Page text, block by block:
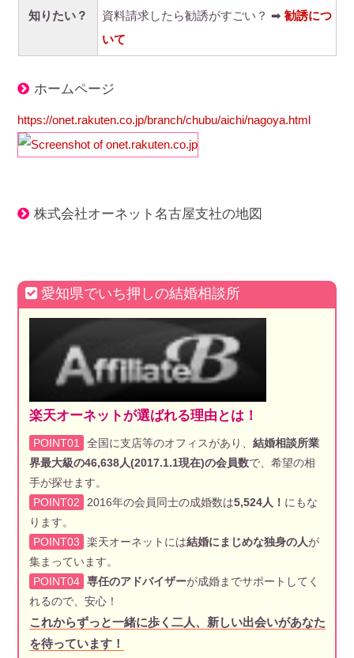
知りたい？
資料請求したら勧誘がすごい？ ➡ 勧誘につ
いて
ホームページ
https://onet.rakuten.co.jp/branch/chubu/aichi/nagoya.html
株式会社オーネット名古屋支社の地図
愛知県でいち押しの結婚相談所
楽天オーネットが選ばれる理由とは！
POINT01 全国に支店等のオフィスがあり、 結婚相談所業
界最大級の46,638人(2017.1.1現在)の会員数で、希望の相
手が探せます。
POINT02
2016年の会員同士の成婚数は5,524人！ にもな
ります。
POINT03
楽天オーネットには結婚にまじめな独身の人が
集まっています。
POINT04 専任のアドバイザーが成婚までサポートしてく
れるので、安心！
これからずっと一緒に歩く二人、新しい出会いがあなた
を待っています！